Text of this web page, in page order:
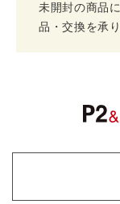
未開封の商品
品・交換を